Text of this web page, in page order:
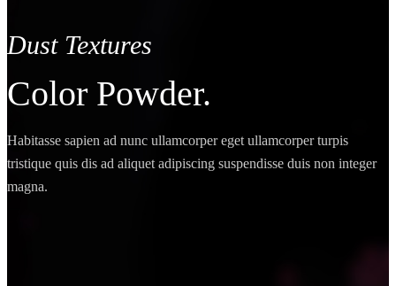
Dust Textures
Color Powder.
Habitasse sapien ad nunc ullamcorper eget ullamcorper turpis
tristique quis dis ad aliquet adipiscing suspendisse duis non integer
magna.